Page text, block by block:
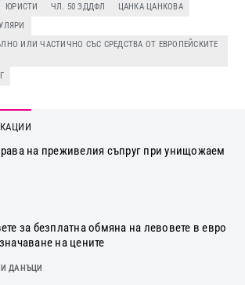
ЮРИСТИ ЧЛ. 50 ЗДДФЛ
ЦАНКА ЦАНКОВА
ИЛИ ЧАСТИЧНО СЪС СРЕДСТВА ОТ ЕВРОПЕЙСКИТЕ
на преживелия съпруг при унищожаем
за безплатна обмяна на левовете в евро
на цените
И ДАНЪЦИ